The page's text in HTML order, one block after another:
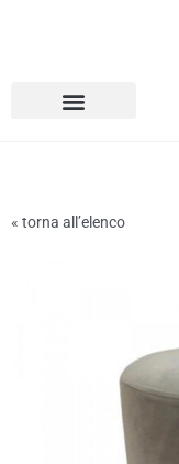
« torna all’elenco